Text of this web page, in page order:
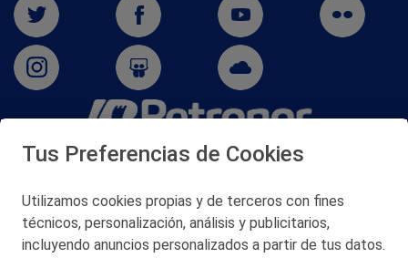
San Martín 5-Edificio Muñatones,
© 2026 Petronor S.A.
Tus Preferencias de Cookies
Utilizamos cookies propias y de terceros con fines
técnicos, personalización, análisis y publicitarios,
incluyendo anuncios personalizados a partir de tus datos.